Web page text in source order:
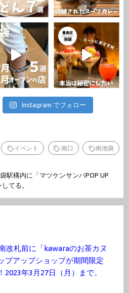
Instagram でフォロー
イベント 南口 南池袋
駅構内に「マツケンサンバPOP UP
てる。
改札前に「kawaraのお茶カヌ
プアップショップが期間限定
2023年3月27日（月）まで。